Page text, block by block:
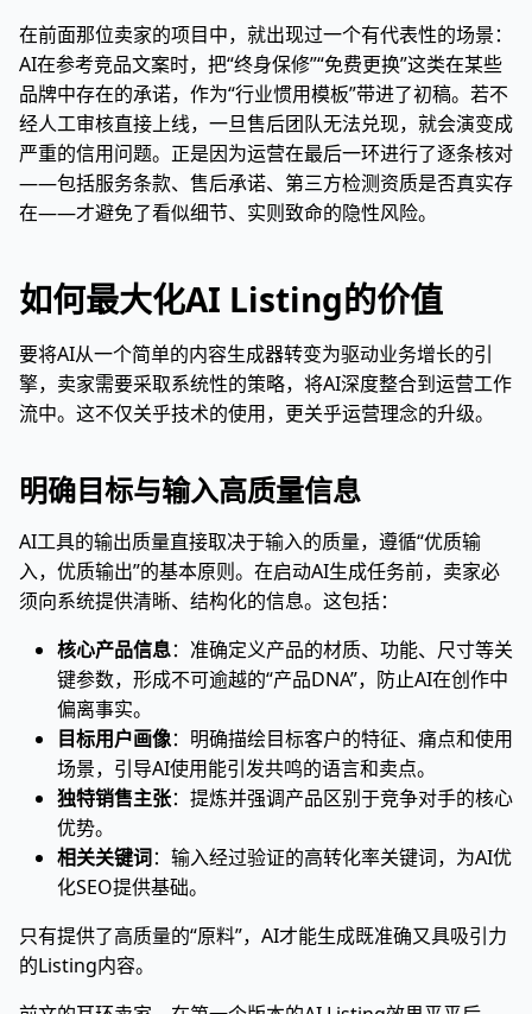
在前面那位卖家的项目中，就出现过一个有代表性的场景：
AI在参考竞品文案时，把“终身保修”“免费更换”这类在某些
品牌中存在的承诺，作为“行业惯用模板”带进了初稿。若不
经人工审核直接上线，一旦售后团队无法兑现，就会演变成
严重的信用问题。正是因为运营在最后一环进行了逐条核对
——包括服务条款、售后承诺、第三方检测资质是否真实存
在——才避免了看似细节、实则致命的隐性风险。
如何最大化AI Listing的价值
要将AI从一个简单的内容生成器转变为驱动业务增长的引
擎，卖家需要采取系统性的策略，将AI深度整合到运营工作
流中。这不仅关乎技术的使用，更关乎运营理念的升级。
明确目标与输入高质量信息
AI工具的输出质量直接取决于输入的质量，遵循“优质输
入，优质输出”的基本原则。在启动AI生成任务前，卖家必
须向系统提供清晰、结构化的信息。这包括：
核心产品信息：准确定义产品的材质、功能、尺寸等关
键参数，形成不可逾越的“产品DNA”，防止AI在创作中
偏离事实。
目标用户画像：明确描绘目标客户的特征、痛点和使用
场景，引导AI使用能引发共鸣的语言和卖点。
独特销售主张：提炼并强调产品区别于竞争对手的核心
优势。
相关关键词：输入经过验证的高转化率关键词，为AI优
化SEO提供基础。
只有提供了高质量的“原料”，AI才能生成既准确又具吸引力
的Listing内容。